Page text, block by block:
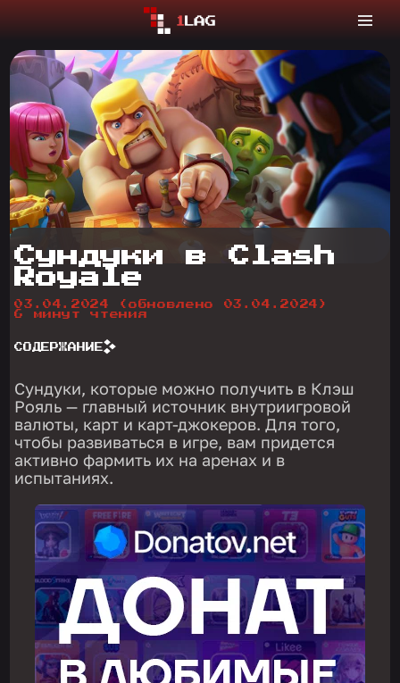
Сундуки в Clash
Royale
03.04.2024
(обновлено 03.04.2024)
6 минут чтения
СОДЕРЖАНИЕ
Сундуки, которые можно получить в Клэш
Рояль — главный источник внутриигровой
валюты, карт и карт-джокеров. Для того,
чтобы развиваться в игре, вам придется
активно фармить их на аренах и в
испытаниях.